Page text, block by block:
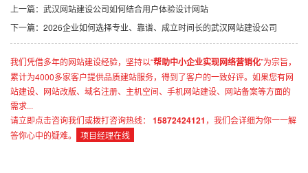
上一篇：武汉网站建设公司如何结合用户体验设计网站
下一篇：2026企业如何选择专业、靠谱、成立时间长的武汉网站建设公司
我们凭借多年的网站建设经验，坚持以“帮助中小企业实现网络营销化”为宗旨，
累计为4000多家客户提供品质建站服务，得到了客户的一致好评。如果您有网
站建设、网站改版、域名注册、主机空间、手机网站建设、网站备案等方面的
需求...
请立即点击咨询我们或拨打咨询热线：
15872424121 ，我们会详细为你一一解
答你心中的疑难。
项目经理在线